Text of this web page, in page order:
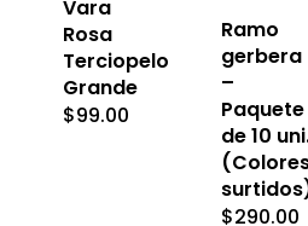
Vara
Rosa
Terciopelo
Grande
$99.00
Ramo
gerbera
–
Paquete
de 10
$290.00